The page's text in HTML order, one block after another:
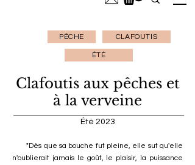
PÊCHE CLAFOUTIS
ÉTÉ
Clafoutis aux pêches et
à la verveine
Été 2023
"Dès que sa bouche fut pleine, elle sut qu'elle
n'oublierait jamais le goût, le plaisir, la puissance